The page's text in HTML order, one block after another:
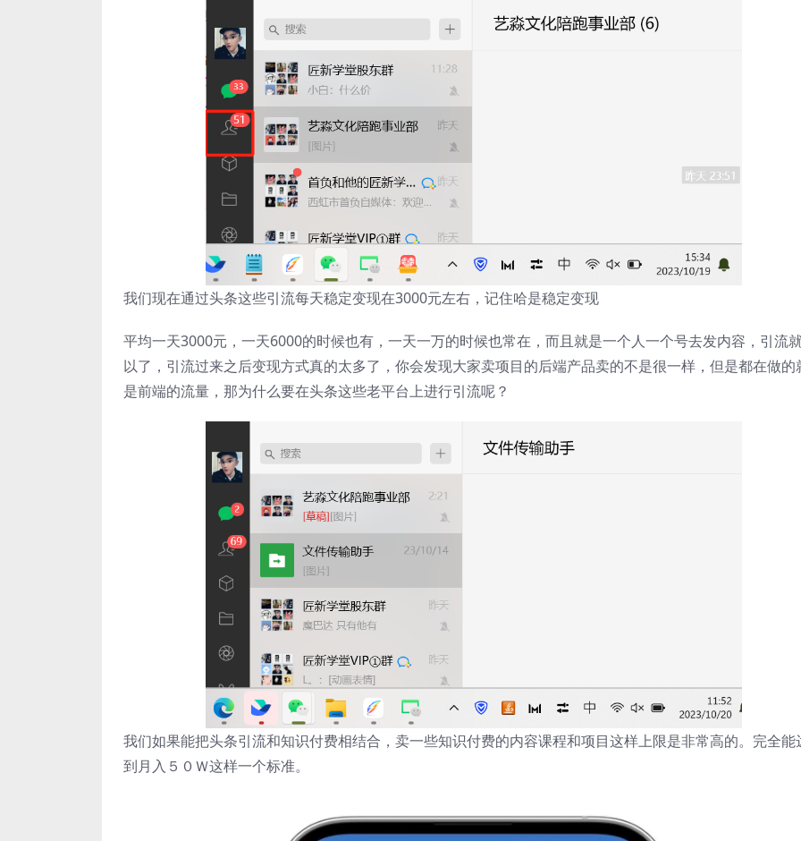
我们现在通过头条这些引流每天稳定变现在3000元左右，记住哈是稳定变现
平均一天3000元，一天6000的时候也有，一天一万的时候也常在，而且就是一个人一个号去发内容，引流
以了，引流过来之后变现方式真的太多了，你会发现大家卖项目的后端产品卖的不是很一样，但是都在做的
是前端的流量，那为什么要在头条这些老平台上进行引流呢？
我们如果能把头条引流和知识付费相结合，卖一些知识付费的内容课程和项目这样上限是非常高的。完全能
到月入５０Ｗ这样一个标准。